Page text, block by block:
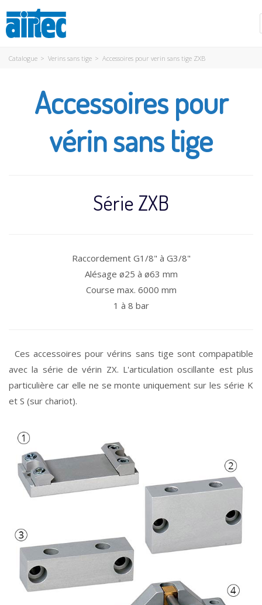
Catalogue > Verins sans tige > Accessoires pour verin sans tige ZXB
Accessoires pour
vérin sans tige
Série ZXB
Raccordement G1/8" à G3/8"
Alésage ø25 à ø63 mm
Course max. 6000 mm
1 à 8 bar
Ces accessoires pour vérins sans tige sont compapatible
avec la série de vérin ZX. L'articulation oscillante est plus
particulière car elle ne se monte uniquement sur les série K
et S (sur chariot).